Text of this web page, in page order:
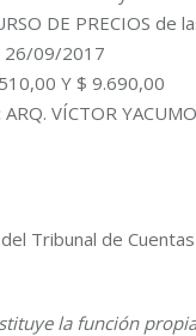
DE PRECIOS de
26/09/2017
Y $ 9.690,00
ARQ. VÍCTOR YACUMO
Tribunal de
la función